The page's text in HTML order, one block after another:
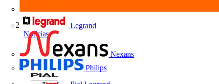
Legrand
Nexans
Philips
Notícias